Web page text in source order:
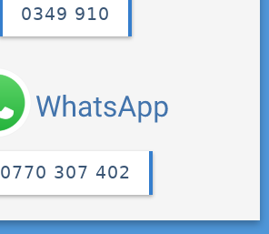
0349 910
0770 307 402